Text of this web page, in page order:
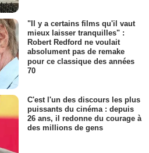
"Il y a certains films qu'il vaut
mieux laisser tranquilles" :
Robert Redford ne voulait
absolument pas de remake
pour ce classique des années
70
C'est l'un des discours les plus
puissants du cinéma : depuis
26 ans, il redonne du courage à
des millions de gens